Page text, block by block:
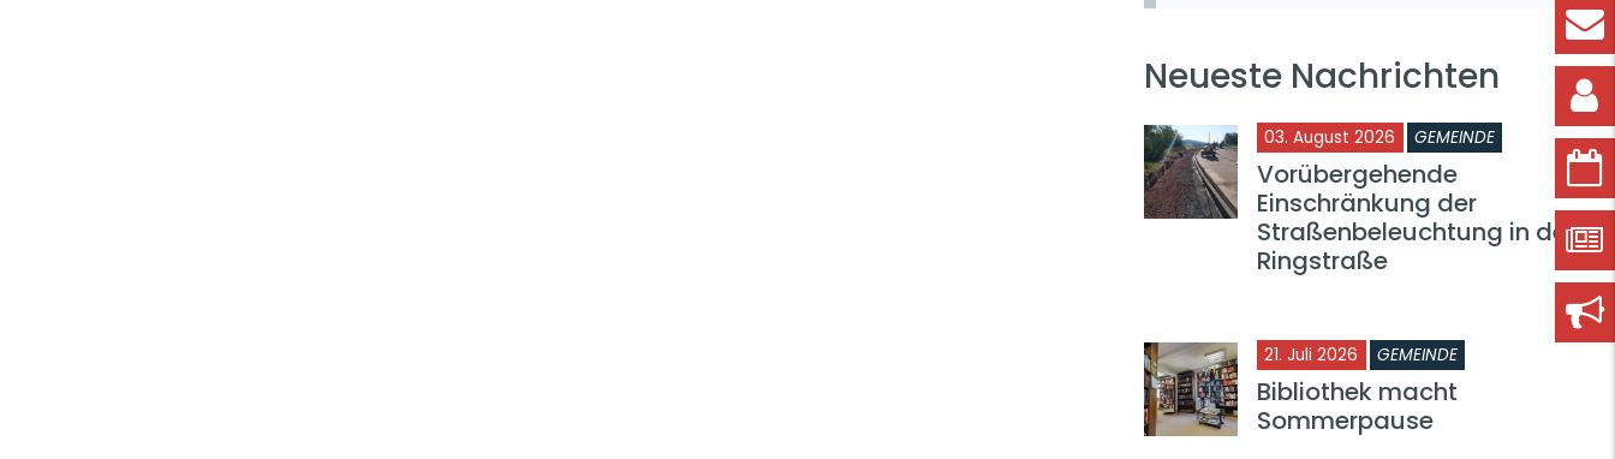
Neueste Nachrichten
03. August 2026 GEMEINDE
Vorübergehende
Einschränkung der
Straßenbeleuchtung in der
Ringstraße
21. Juli 2026 GEMEINDE
Bibliothek macht
Sommerpause